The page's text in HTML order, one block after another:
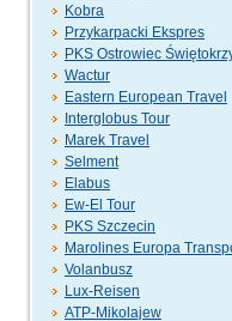
Kobra
Przykarpacki Ekspres
PKS Ostrowiec
Wactur
Eastern European Travel
Interglobus Tour
Marek Travel
Selment
Elabus
Ew-El Tour
PKS Szczecin
Marolines Europa
Volanbusz
Lux-Reisen
ATP-Mikolajew